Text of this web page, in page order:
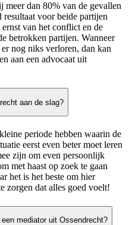
dan 80% van de gevallen
voor beide partijen
van het conflict en de
betrokken partijen. Wanneer
nog niks verloren, dan kan
aan een advocaat uit
aan de slag?
periode hebben waarin de
eerst even beter moet leren
zijn om even persoonlijk
met haast op zoek te gaan
het is het beste om hier
zorgen dat alles goed voelt!
mediator uit Ossendrecht?